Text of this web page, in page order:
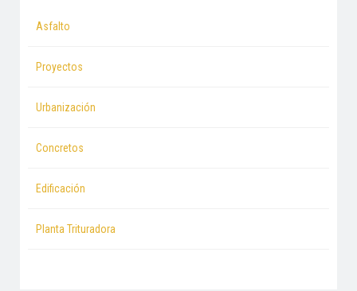
Asfalto
Proyectos
Urbanización
Concretos
Edificación
Planta Trituradora